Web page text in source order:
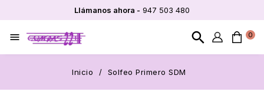
Llámanos ahora - 947 503 480
0
search

Inicio Solfeo Primero SDM